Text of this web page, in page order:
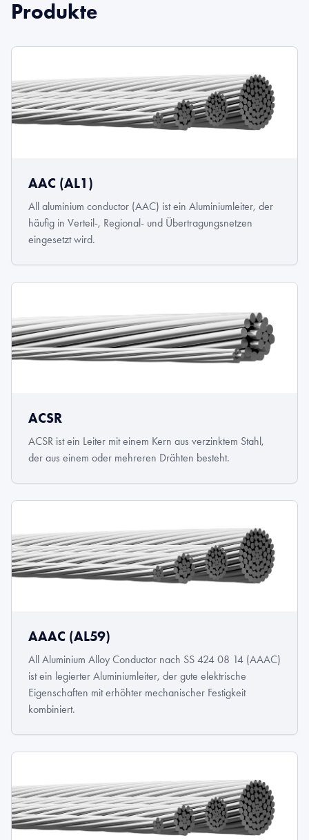
Produkte
AAC (AL1)
All aluminium conductor (AAC) ist ein Aluminiumleiter, der
häufig in Verteil-, Regional- und Übertragungsnetzen
eingesetzt wird.
ACSR
ACSR ist ein Leiter mit einem Kern aus verzinktem Stahl,
der aus einem oder mehreren Drähten besteht.
AAAC (AL59)
All Aluminium Alloy Conductor nach SS 424 08 14 (AAAC)
ist ein legierter Aluminiumleiter, der gute elektrische
Eigenschaften mit erhöhter mechanischer Festigkeit
kombiniert.